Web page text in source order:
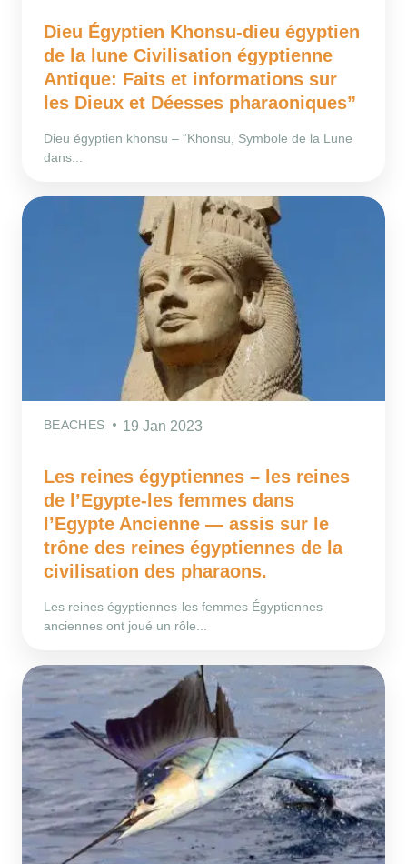
Dieu Égyptien Khonsu-dieu égyptien
de la lune Civilisation égyptienne
Antique: Faits et informations sur
les Dieux et Déesses pharaoniques”
Dieu égyptien khonsu – “Khonsu, Symbole de la Lune
dans...
BEACHES 19 Jan 2023
Les reines égyptiennes – les reines
de l’Egypte-les femmes dans
l’Egypte Ancienne — assis sur le
trône des reines égyptiennes de la
civilisation des pharaons.
Les reines égyptiennes-les femmes Égyptiennes
anciennes ont joué un rôle...